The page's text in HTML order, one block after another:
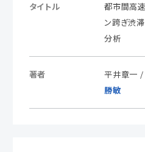
タイトル
都市間高
ン跨ぎ渋
分析
著者 平井章一
勝敏